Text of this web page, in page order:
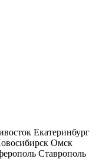
Екатеринбург
Омск
Ставрополь